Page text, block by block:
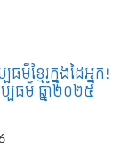
ខ្មែរក្នុងដៃអ្នក!
បធម៌ ឆ្នាំ២០២៥